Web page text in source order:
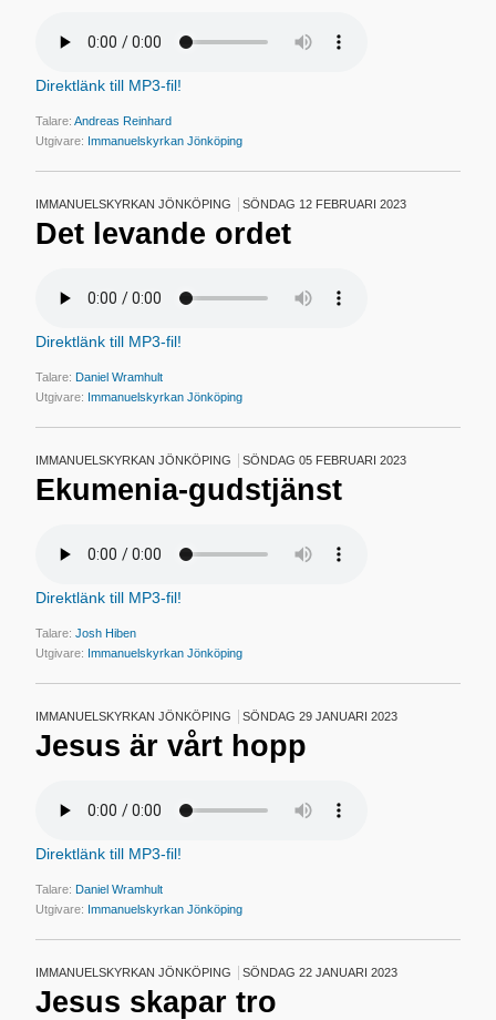
Direktlänk till MP3-fil!
Talare:Andreas Reinhard
Utgivare: Immanuelskyrkan Jönköping
IMMANUELSKYRKAN JÖNKÖPING SÖNDAG 12 FEBRUARI 2023
Det levande ordet
Direktlänk till MP3-fil!
Talare:Daniel Wramhult
Utgivare: Immanuelskyrkan Jönköping
IMMANUELSKYRKAN JÖNKÖPING SÖNDAG 05 FEBRUARI 2023
Ekumenia-gudstjänst
Direktlänk till MP3-fil!
Talare:Josh Hiben
Utgivare: Immanuelskyrkan Jönköping
IMMANUELSKYRKAN JÖNKÖPING SÖNDAG 29 JANUARI 2023
Jesus är vårt hopp
Direktlänk till MP3-fil!
Talare:Daniel Wramhult
Utgivare: Immanuelskyrkan Jönköping
IMMANUELSKYRKAN JÖNKÖPING SÖNDAG 22 JANUARI 2023
Jesus skapar tro